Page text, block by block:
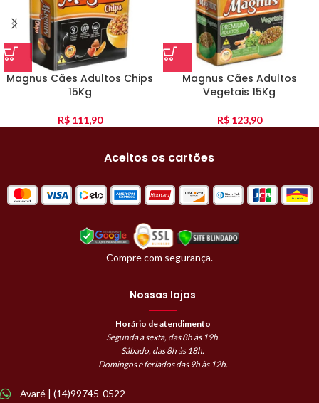
Magnus Cães Adultos Chips
15Kg
R$111,90
Magnus Cães Adultos
Vegetais 15Kg
R$123,90
Aceitos os cartões
Compre com segurança.
Nossas lojas
Horário de atendimento
Segunda a sexta, das 8h às 19h.
Sábado, das 8h às 18h.
Domingos e feriados das 9h às 12h.
Avaré | (14)99745-0522